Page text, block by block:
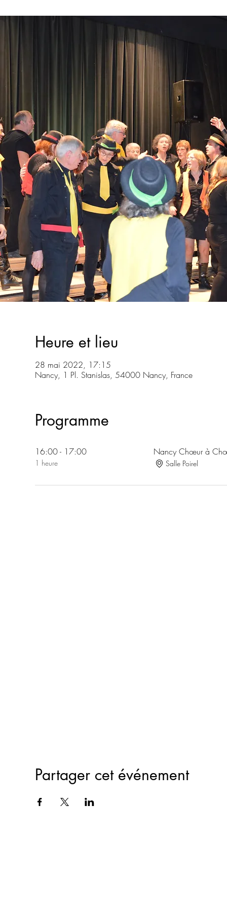
Heure et lieu
28 mai 2022, 17:15
Nancy, 1 Pl. Stanislas, 54000 Nancy, France
Programme
16:00 - 17:00
1 heure
Nancy Chœur à
Salle Poirel
Partager cet événement